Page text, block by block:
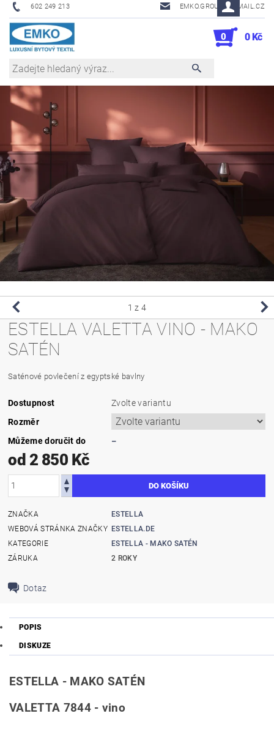
602 249 213 EMKO.GROUSL@EMAIL.CZ
0 0 Kč
1 z 4
ESTELLA VALETTA VINO - MAKO
SATÉN
Saténové povlečení z egyptské bavlny
Dostupnost
Zvolte variantu
Rozměr
Můžeme doručit do
–
od 2 850 Kč
ZNAČKA
ESTELLA
WEBOVÁ STRÁNKA ZNAČKY ESTELLA.DE
KATEGORIE
ESTELLA - MAKO SATÉN
ZÁRUKA
2 ROKY
Dotaz
POPIS
DISKUZE
ESTELLA - MAKO SATÉN
VALETTA 7844 - vino